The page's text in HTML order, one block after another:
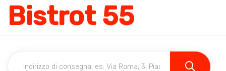
Bistrot 55